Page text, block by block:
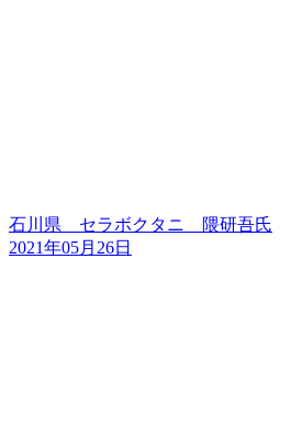
石川県 セラボクタニ 隈研吾氏
2021年05月26日